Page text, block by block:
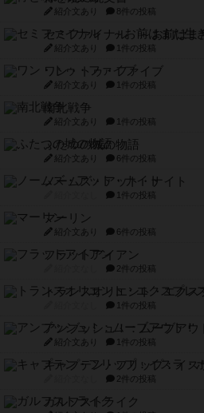
紹介文あり 8件の投稿
セミファイナル ～お前はま
紹介文あり 1件の投稿
ワン・トゥ・ファイブ
紹介文あり 1件の投稿
南北戦争
紹介文あり 1件の投稿
ふたつの城の物語
紹介文あり 6件の投稿
ノームズ・アット・ナイト
1件の投稿
マーリン
紹介文あり 6件の投稿
フラットアイアン
2件の投稿
トランスオリエント・エクス
1件の投稿
アンブッシュ！：ムーブアウ
紹介文あり 1件の投稿
キャプテン・フリップ：イス
2件の投稿
ガルフストライク